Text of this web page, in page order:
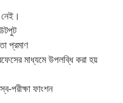
নেই।
প্রমাণ
মাধ্যমে উপলব্ধি করা হয়
পরীক্ষা ফাংশন